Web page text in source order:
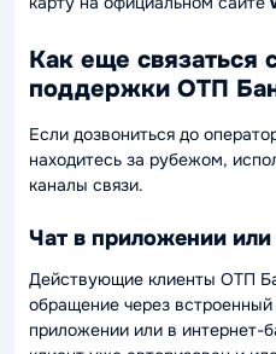
Как еще связаться
поддержки ОТП
Если дозвониться до
находитесь за рубежом,
каналы связи.
Чат в приложении
Действующие клиенты ОТП
обращение через
приложении или в интернет-